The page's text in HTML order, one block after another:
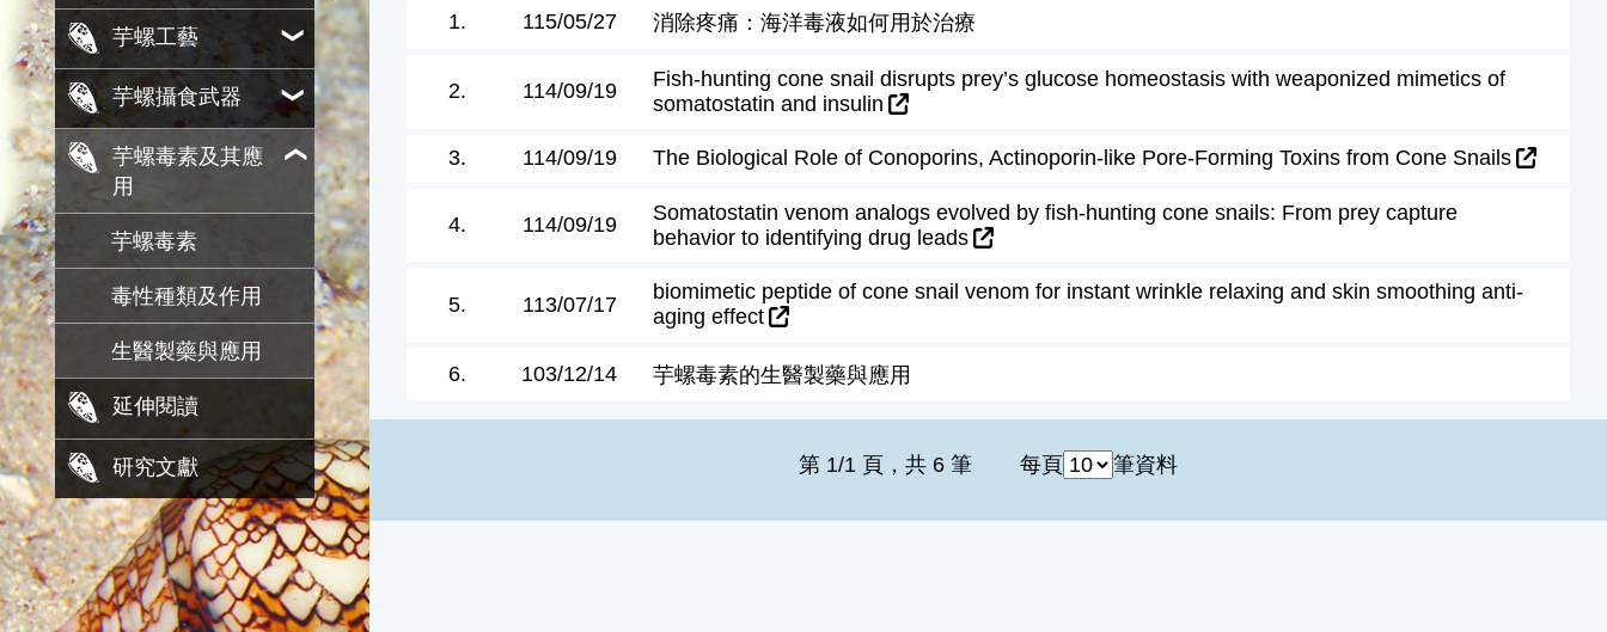
芋螺工藝
芋螺攝食武器
芋螺毒素及其應
用
芋螺毒素
毒性種類及作用
生醫製藥與應用
延伸閱讀
研究文獻
1. 115/05/27 消除疼痛：海洋毒液如何用於治療
2. 114/09/19
Fish-hunting cone snail disrupts prey’s glucose homeostasis with weaponized mimetics of
somatostatin and insulin
3. 114/09/19 The Biological Role of Conoporins, Actinoporin-like Pore-Forming Toxins from Cone Snails
4. 114/09/19
Somatostatin venom analogs evolved by fish-hunting cone snails: From prey capture
behavior to identifying drug leads
5. 113/07/17
biomimetic peptide of cone snail venom for instant wrinkle relaxing and skin smoothing anti-
aging effect
6. 103/12/14 芋螺毒素的生醫製藥與應用
第 1/1 頁，共 6 筆 每頁 筆資料